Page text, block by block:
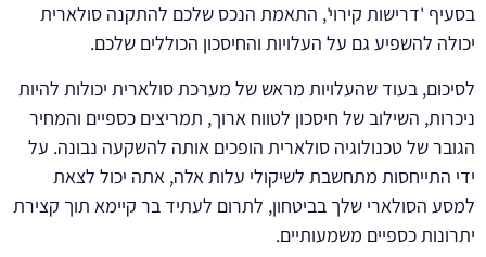
בסעיף 'דרישות קירוי', התאמת הנכס שלכם להתקנה סולארית
יכולה להשפיע גם על העלויות והחיסכון הכוללים שלכם.
לסיכום, בעוד שהעלויות מראש של מערכת סולארית יכולות להיות
ניכרות, השילוב של חיסכון לטווח ארוך, תמריצים כספיים והמחיר
הגובר של טכנולוגיה סולארית הופכים אותה להשקעה נבונה. על
ידי התייחסות מתחשבת לשיקולי עלות אלה, אתה יכול לצאת
למסע הסולארי שלך בביטחון, לתרום לעתיד בר קיימא תוך קצירת
יתרונות כספיים משמעותיים.